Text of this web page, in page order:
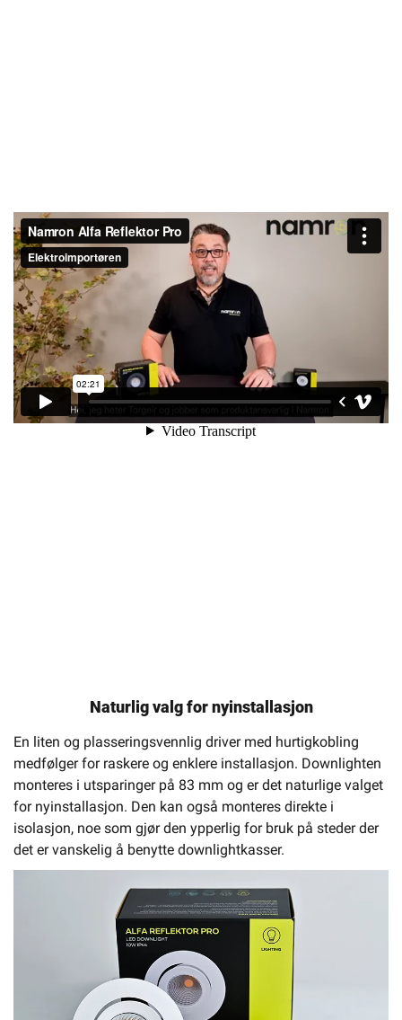
Naturlig valg for nyinstallasjon
En liten og plasseringsvennlig driver med hurtigkobling
medfølger for raskere og enklere installasjon. Downlighten
monteres i utsparinger på 83 mm og er det naturlige valget
for nyinstallasjon. Den kan også monteres direkte i
isolasjon, noe som gjør den ypperlig for bruk på steder der
det er vanskelig å benytte downlightkasser.